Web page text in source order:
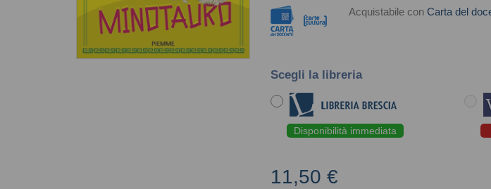
Acquistabile con Carta del
Scegli la libreria
Disponibilità immediata
11,50 €